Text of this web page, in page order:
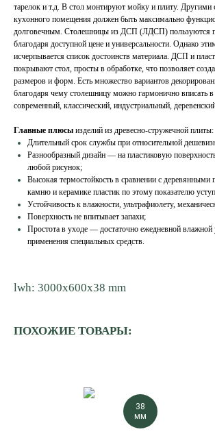
тарелок и т.д. В стол монтируют мойку и плиту. Другими
кухонного помещения должен быть максимально
долговечным. Столешницы из ДСП (ЛДСП) пользуются
благодаря доступной цене и универсальности. Однако
исчерпывается список достоинств материала. ДСП и
покрывают стол, просты в обработке, что позволяет
размеров и форм. Есть множество вариантов
благодаря чему столешницу можно гармонично вписать
современный, классический, индустриальный,
Главные плюсы изделий из древесно-стружечной плиты:
Длительный срок службы при относительной
Разнообразный дизайн — на пластиковую
любой рисунок;
Высокая термостойкость в сравнении с
камню и керамике пластик по этому показателю
Устойчивость к влажности, ультрафиолету,
Поверхность не впитывает запахи;
Простота в уходе — достаточно ежедневной влажной
применения специальных средств.
lwh: 3000x600x38 mm
ПОХОЖИЕ ТОВАРЫ:
38
мм